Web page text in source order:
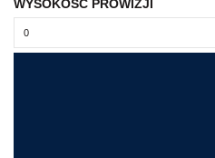
WYSOKOŚĆ PROWIZJI